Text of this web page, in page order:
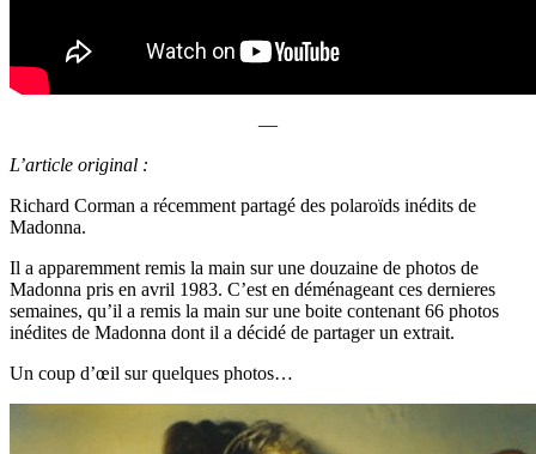
—
L’article original :
Richard Corman a récemment partagé des polaroïds inédits de
Madonna.
Il a apparemment remis la main sur une douzaine de photos de
Madonna pris en avril 1983. C’est en déménageant ces dernieres
semaines, qu’il a remis la main sur une boite contenant 66 photos
inédites de Madonna dont il a décidé de partager un extrait.
Un coup d’œil sur quelques photos…